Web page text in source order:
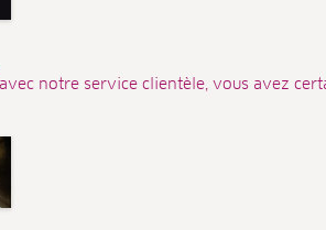
notre service clientèle, vous avez